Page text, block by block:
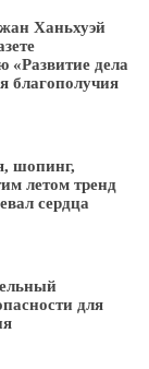
Ханьхуэй
«Развитие дела
благополучия
шопинг,
летом тренд
сердца
для